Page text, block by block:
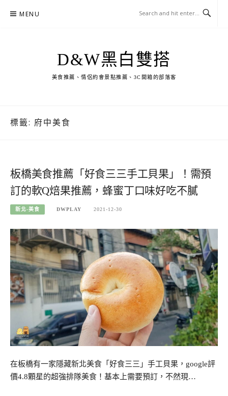
MENU
D&W黑白雙搭
美食推薦、情侶約會景點推薦、3C開箱的部落客
標籤: 府中美食
板橋美食推薦「好食三三手工貝果」！需預
訂的軟Q焙果推薦，蜂蜜丁口味好吃不膩
新北-美食 DWPLAY 2021-12-30
在板橋有一家隱藏新北美食「好食三三」手工貝果，google評
價4.8顆星的超強排隊美食！基本上需要預訂，不然現…